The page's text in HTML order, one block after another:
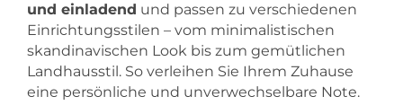
und einladend und passen zu verschiedenen
Einrichtungsstilen – vom minimalistischen
skandinavischen Look bis zum gemütlichen
Landhausstil. So verleihen Sie Ihrem Zuhause
eine persönliche und unverwechselbare Note.